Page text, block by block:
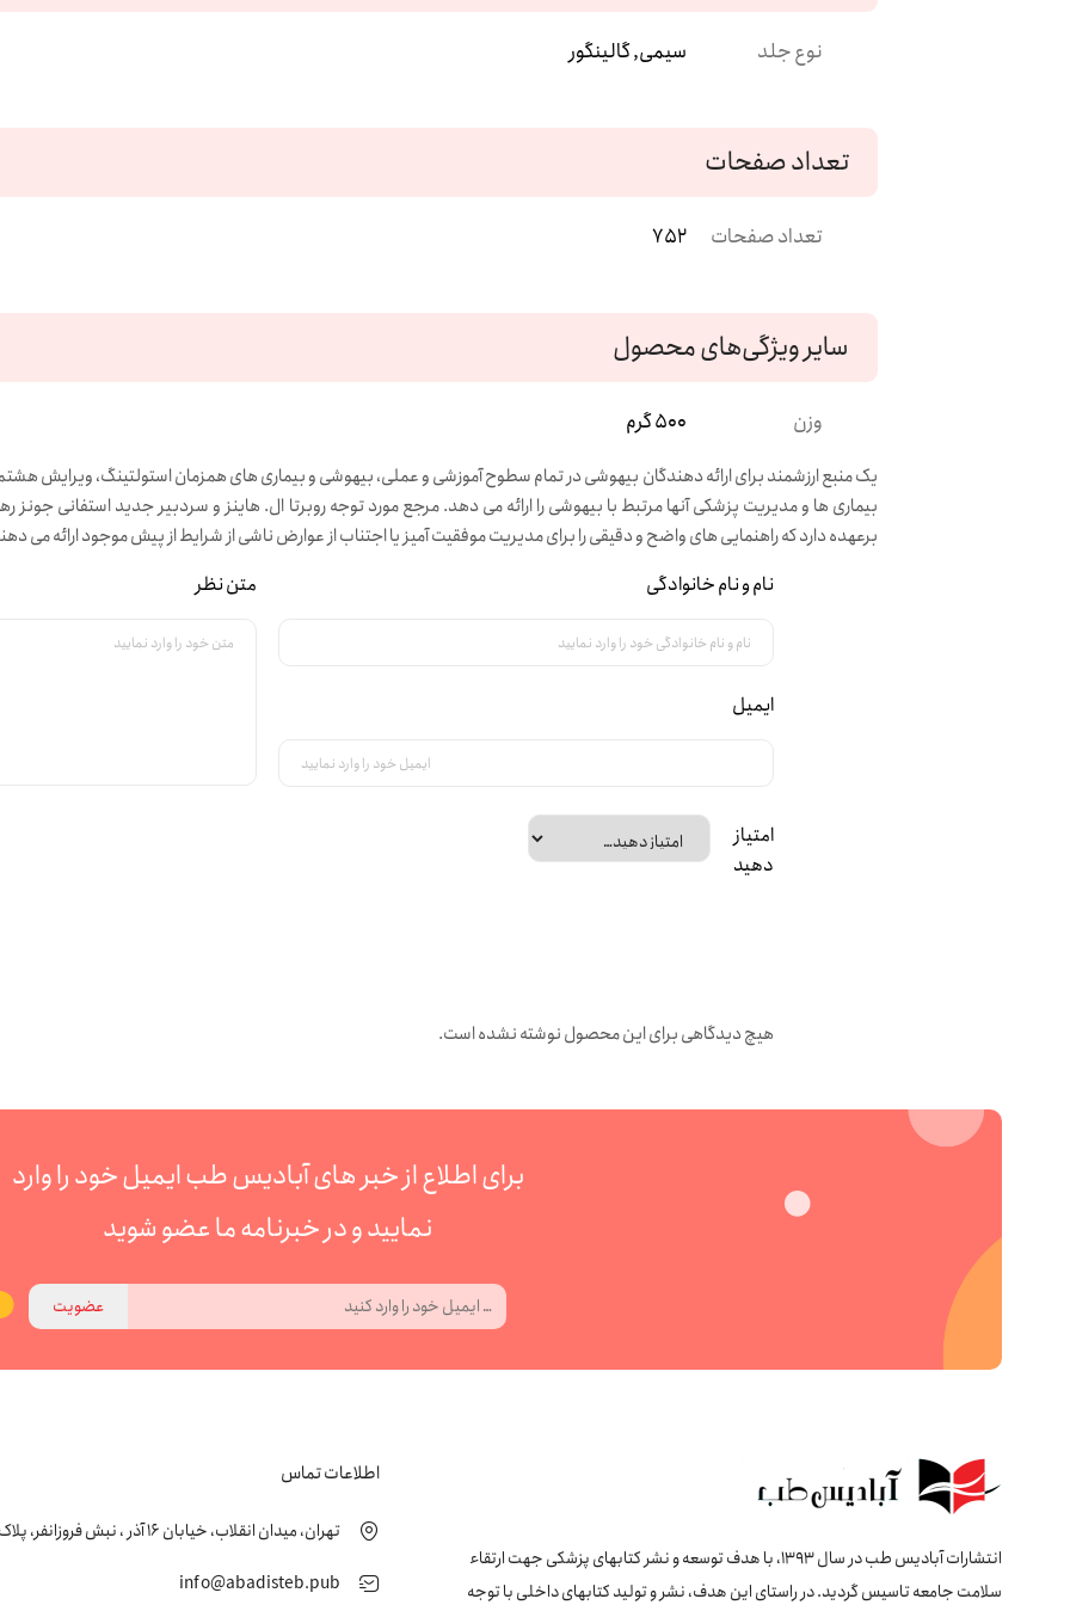
نوع جلد سیمی, گالینگور
تعداد صفحات
تعداد صفحات 752
سایر ویژگی‌های محصول
وزن 500 گرم
یک منبع ارزشمند برای ارائه دهندگان بیهوشی در تمام سطوح آموزشی و عملی، بیهوشی و بیماری های همزمان استولتینگ، ویرایش
بیماری ها و مدیریت پزشکی آنها مرتبط با بیهوشی را ارائه می دهد. مرجع مورد توجه روبرتا ال. هاینز و سردبیر جدید استفانی
برعهده دارد که راهنمایی های واضح و دقیقی را برای مدیریت موفقیت آمیز یا اجتناب از عوارض ناشی از شرایط از پیش موجود ارائه می
نام و نام خانوادگی
ایمیل
متن نظر
امتیاز
دهید
هیچ دیدگاهی برای این محصول نوشته نشده است.
برای اطلاع از خبر های آبادیس طب ایمیل خود را وارد
نمایید و در خبرنامه ما عضو شوید
عضویت
انتشارات آبادیس طب در سال 1393، با هدف توسعه و نشر کتابهای پزشکی جهت ارتقاء
سلامت جامعه تاسیس گردید. در راستای این هدف، نشر و تولید کتابهای داخلی با توجه
اطلاعات تماس
تهران، میدان انقلاب، خیابان 16 آذر ، نبش فروزانفر، پلاک 24 ، طبقه اول
info@abadisteb.pub